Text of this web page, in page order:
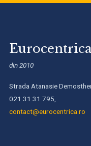
din 2010
Strada Atanasie
021 31 31 795,
contact@eurocentrica.ro